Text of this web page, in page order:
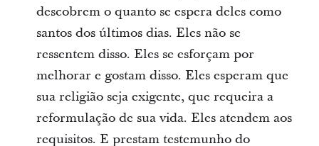
descobrem o quanto se espera deles como
santos dos últimos dias. Eles não se
ressentem disso. Eles se esforçam por
melhorar e gostam disso. Eles esperam que
sua religião seja exigente, que requeira a
reformulação de sua vida. Eles atendem aos
requisitos. E prestam testemunho do